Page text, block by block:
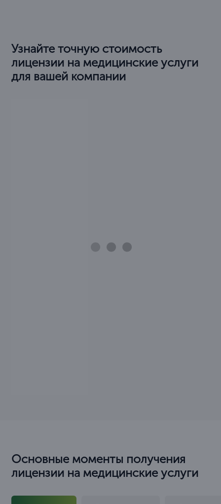
Узнайте точную стоимость
лицензии на медицинские услуги
для вашей компании
Основные моменты получения
лицензии на медицинские услуги